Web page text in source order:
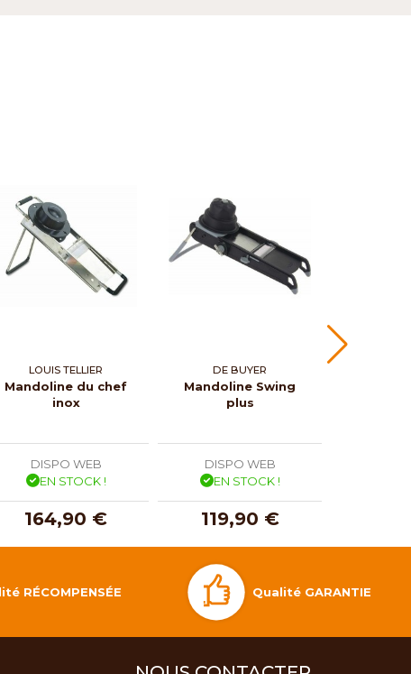
LOUIS TELLIER
Mandoline du chef
inox
DISPO WEB
EN STOCK !
164,90 €
DE BUYER
Mandoline Swing
plus
DISPO WEB
EN STOCK !
119,90 €
RÉCOMPENSÉE Qualité GARANTIE